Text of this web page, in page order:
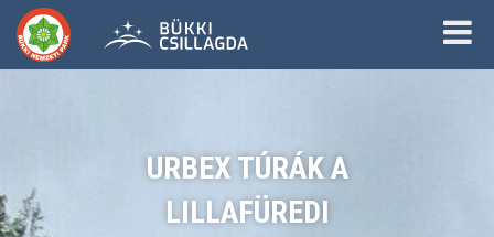
URBEX TÚRÁK A
LILLAFÜREDI